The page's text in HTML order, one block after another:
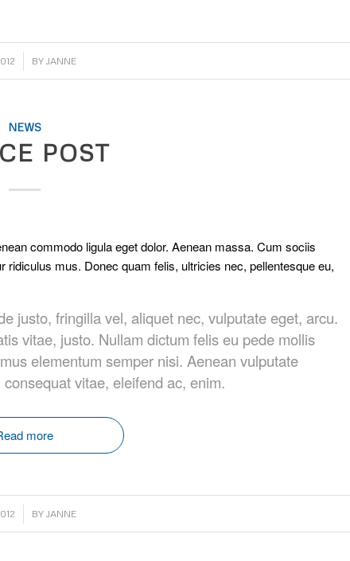
BY JANNE
NEWS
POST
commodo ligula eget dolor. Aenean massa. Cum sociis
mus. Donec quam felis, ultricies nec, pellentesque eu,
justo, fringilla vel, aliquet nec, vulputate eget, arcu.
vitae, justo. Nullam dictum felis eu pede mollis
elementum semper nisi. Aenean vulputate
vitae, eleifend ac, enim.
more
BY JANNE